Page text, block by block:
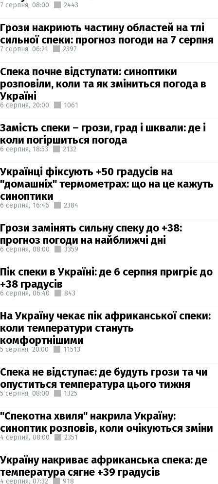
7 серпня, 08:00 2443
Грози накриють частину областей на тлі
сильної спеки: прогноз погоди на 7 серпня
7 серпня, 06:21 2397
Спека почне відступати: синоптики
розповіли, коли та як зміниться погода в
Україні
6 серпня, 20:00 1061
Замість спеки – грози, град і шквали: де і
коли погіршиться погода
6 серпня, 18:53 2132
Українці фіксують +50 градусів на
"домашніх" термометрах: що на це кажуть
синоптики
6 серпня, 16:46 2384
Грози замінять сильну спеку до +38:
прогноз погоди на найближчі дні
6 серпня, 08:00 3359
Пік спеки в Україні: де 6 серпня пригріє до
+38 градусів
6 серпня, 06:40 843
На Україну чекає пік африканської спеки:
коли температури стануть
комфортнішими
5 серпня, 20:00 11513
Спека не відступає: де будуть грози та чи
опуститься температура цього тижня
5 серпня, 08:00 1325
"Спекотна хвиля" накрила Україну:
синоптик розповів, коли очікуються зміни
4 серпня, 08:00 2351
Україну накриває африканська спека: де
температура сягне +39 градусів
4 серпня, 07:32 918